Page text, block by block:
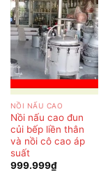
NỒI NẤU CAO
Nồi nấu cao đun
củi bếp liền thân
và nồi cô cao áp
suất
999.999₫